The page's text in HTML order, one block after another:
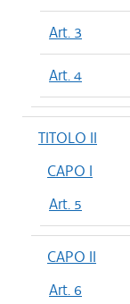
Art. 3
Art. 4
TITOLO II
CAPO I
Art. 5
CAPO II
Art. 6